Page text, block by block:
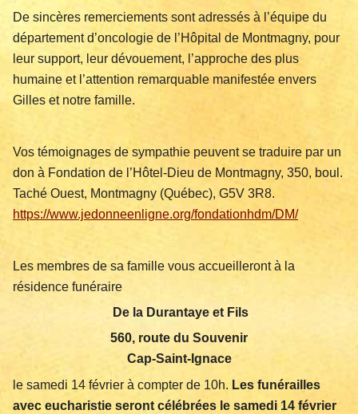
De sincères remerciements sont adressés à l’équipe du
département d’oncologie de l’Hôpital de Montmagny, pour
leur support, leur dévouement, l’approche des plus
humaine et l’attention remarquable manifestée envers
Gilles et notre famille.
Vos témoignages de sympathie peuvent se traduire par un
don à Fondation de l’Hôtel-Dieu de Montmagny, 350, boul.
Taché Ouest, Montmagny (Québec), G5V 3R8.
https://www.jedonneenligne.org/fondationhdm/DM/
Les membres de sa famille vous accueilleront à la
résidence funéraire
De la Durantaye et Fils
560, route du Souvenir
Cap-Saint-Ignace
le samedi 14 février à compter de 10h. Les funérailles
avec eucharistie seront célébrées le samedi 14 février